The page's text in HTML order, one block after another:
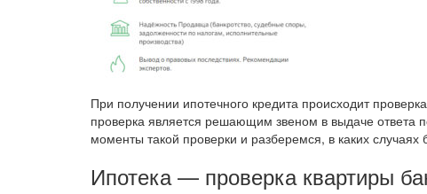
При получении ипотечного кредита происходит
проверка является решающим звеном в выдаче ответа
моменты такой проверки и разберемся, в каких
Ипотека — проверка квартиры